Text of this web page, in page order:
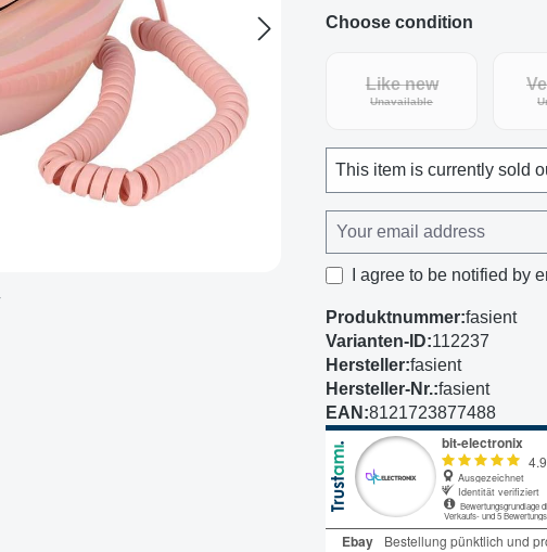
Choose condition
Like new
Unavailable(This option is
This item is currently sold
I agree to be notified by
Produktnummer:fasient
Varianten-ID:112237
Hersteller:fasient
Hersteller-Nr.:fasient
EAN:8121723877488